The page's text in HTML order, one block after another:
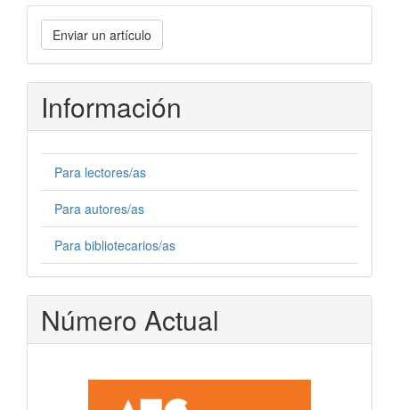
Enviar
un
artículo
Enviar un artículo
Información
Para lectores/as
Para autores/as
Para bibliotecarios/as
Número Actual